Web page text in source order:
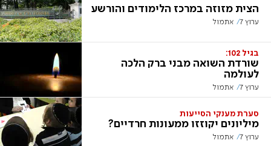
הצית מזוזה במרכז הלימודים והורשע
ערוץ 7 אתמול
בגיל 102:
שורדת השואה מבני ברק הלכה
לעולמה
ערוץ 7 אתמול
סערת מענקי הסייעות
מיליונים יקוזזו ממעונות חרדיים?
ערוץ 7 אתמול